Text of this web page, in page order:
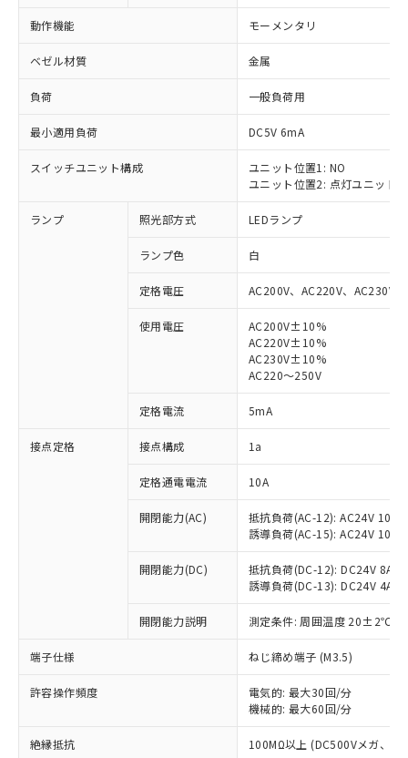
動作機能 モーメンタリ
ベゼル材質 金属
負荷 一般負荷用
最小適用負荷 DC5V 6mA
スイッチユニット構成
ユニット位置1: NO
ユニット位置2: 点灯ユニット
ランプ 照光部方式 LEDランプ
ランプ色 白
定格電圧 AC200V、AC220V、AC230V
使用電圧
AC200V±10%
AC220V±10%
AC230V±10%
AC220～250V
定格電流 5mA
接点定格 接点構成 1a
定格通電電流 10A
開閉能力(AC)
抵抗負荷(AC-12): AC24V 10A/
誘導負荷(AC-15): AC24V
開閉能力(DC)
抵抗負荷(DC-12): DC24V 8A/
誘導負荷(DC-13): DC24V 4A/
開閉能力説明 測定条件: 周囲温度 20±2℃、
端子仕様 ねじ締め端子 (M3.5)
許容操作頻度
電気的: 最大30回/分
機械的: 最大60回/分
絶縁抵抗 100MΩ以上 (DC500Vメガ、点
ご利用条件
以下の条件をお読みいただき、同意のうえ
ご利用ください。
商品の当社在庫状況および標準価格
(税抜)を提供させていただくもので
当社制御機器事業取扱商品の中には、
本サービスの対象外となる商品もある
ことをご了承ください。
在庫状況および標準価格照会結果は、
記載している更新日時点での社内デー
タに基づき作成されるものであり、閲
覧された時点での実際の在庫および標
対応済み：EU RoHS指令（10物質）の
非含有に対応した製品が提供可能な商品で
対応予定：EU RoHS指令（10物質）の非含
有に対応した製品に切り替える予定のある
対応予定なし：EU RoHS指令（10物質）の
非含有に非対応の商品で、対応品を出す予
調査・確認中：EU RoHS指令（10物質）の
非含有の対応状況を調査中または確認中の
非該当品：ライセンス料など無形物で、有
害物質有無と関係のない商品です。
仕入先様の事情により、非含有部品として
いたものが、含有品と判明した場合などや
むを得ず変更することがあります。
ミウム(Cd) 100ppm以下、
※1 中国RoHS○×表
「○」：最大均質材料含有率が中国RoHSの
基準値以下であることを示します。
「×」：最大均質材料含有率が中国RoHSの
基準値を超えていることを示します。
「－」：未確認です。当社販売部門へお問
い合わせください。
*中国RoHS10物質の基準値 (GB/T26572)：
Pb(鉛) :1000ppm、 Hg(水銀) : 1000ppm、 Cd(カドミウ
当社は、これら貴社製品のうち、外国
為替および外国貿易法に定める商品
（以下｢規制貨物等」という）を輸出
または国外への提供する場合は、日本
国政府の輸出許可(または役務取引許